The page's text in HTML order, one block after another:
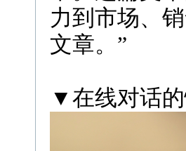
力到市场、
文章。 ”
▼在线对话